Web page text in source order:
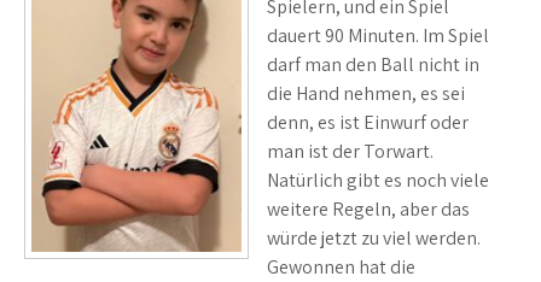
Spielern, und ein Spiel
dauert 90 Minuten. Im Spiel
darf man den Ball nicht in
die Hand nehmen, es sei
denn, es ist Einwurf oder
man ist der Torwart.
Natürlich gibt es noch viele
weitere Regeln, aber das
würde jetzt zu viel werden.
Gewonnen hat die